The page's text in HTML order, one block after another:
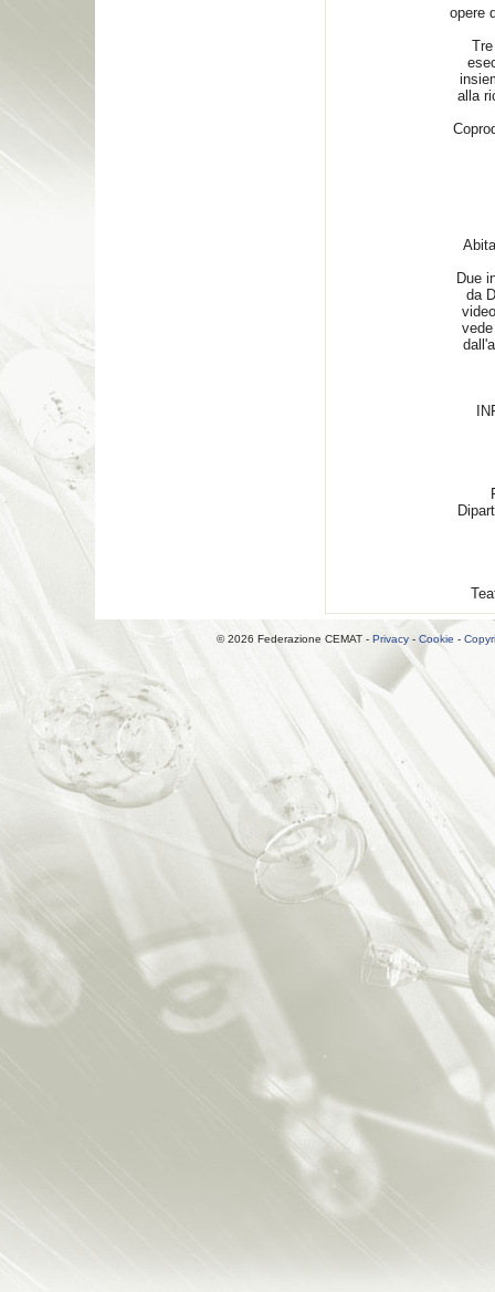
opere
alla
Due
da
© 2026 Federazione CEMAT - Privacy- Cookie -